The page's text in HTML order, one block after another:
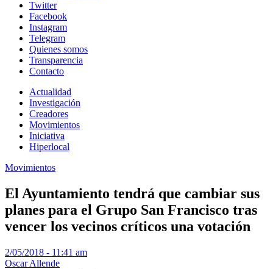
Twitter
Facebook
Instagram
Telegram
Quienes somos
Transparencia
Contacto
Actualidad
Investigación
Creadores
Movimientos
Iniciativa
Hiperlocal
Movimientos
El Ayuntamiento tendrá que cambiar sus
planes para el Grupo San Francisco tras
vencer los vecinos críticos una votación
2/05/2018 - 11:41 am
Oscar Allende